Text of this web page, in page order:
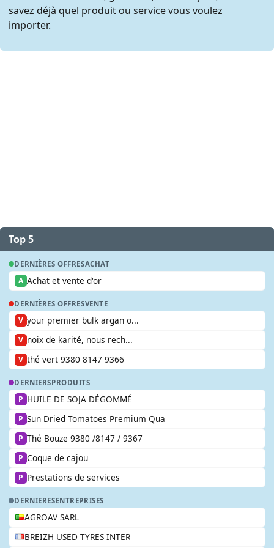
savez déjà quel produit ou service vous voulez
importer.
Top 5
DERNIÈRES OFFRESACHAT
A Achat et vente d'or
DERNIÈRES OFFRESVENTE
V your premier bulk argan o...
V noix de karité, nous rech...
V thé vert 9380 8147 9366
DERNIERSPRODUITS
P HUILE DE SOJA DÉGOMMÉ
P Sun Dried Tomatoes Premium Qua
P Thé Bouze 9380 /8147 / 9367
P Coque de cajou
P Prestations de services
DERNIERESENTREPRISES
AGROAV SARL
BREIZH USED TYRES INTER